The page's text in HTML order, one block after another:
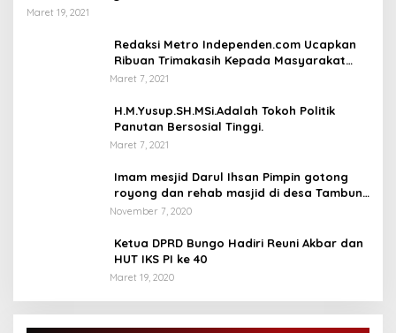
Maret 19, 2021
Redaksi Metro Independen.com Ucapkan
Ribuan Trimakasih Kepada Masyarakat
Pengunjung Dan Pembaca.
Maret 7, 2021
H.M.Yusup.SH.MSi.Adalah Tokoh Politik
Panutan Bersosial Tinggi.
Maret 7, 2021
Imam mesjid Darul Ihsan Pimpin gotong
royong dan rehab masjid di desa Tambun
Arang Kecamatan Sumay, kabupaten tebo
November 7, 2020
Ketua DPRD Bungo Hadiri Reuni Akbar dan
HUT IKS PI ke 40
Maret 19, 2020